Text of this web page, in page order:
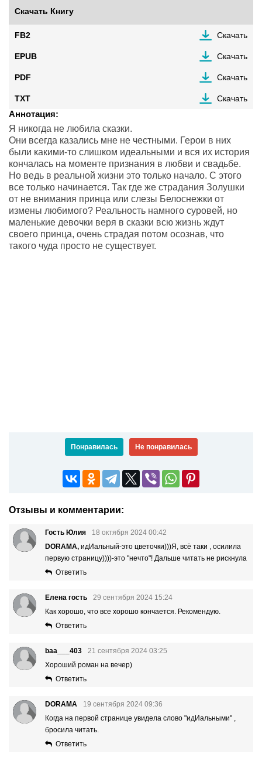
Скачать Книгу
FB2 Скачать
EPUB Скачать
PDF Скачать
TXT Скачать
Аннотация:
Я никогда не любила сказки.
Они всегда казались мне не честными. Герои в них
были какими-то слишком идеальными и вся их история
кончалась на моменте признания в любви и свадьбе.
Но ведь в реальной жизни это только начало. С этого
все только начинается. Так где же страдания Золушки
от не внимания принца или слезы Белоснежки от
измены любимого? Реальность намного суровей, но
маленькие девочки веря в сказки всю жизнь ждут
своего принца, очень страдая потом осознав, что
такого чуда просто не существует.
Понравилась Не понравилась
Отзывы и комментарии:
Гость Юлия
18 октября 2024 00:42
DORAMA, идИальный-это цветочки)))Я, всё таки , осилила
первую страницу))))-это "нечто"! Дальше читать не рискнула
Ответить
Елена гость
29 сентября 2024 15:24
Как хорошо, что все хорошо кончается. Рекомендую.
Ответить
baa___403
21 сентября 2024 03:25
Хороший роман на вечер)
Ответить
DORAMA
19 сентября 2024 09:36
Когда на первой странице увидела слово "идИальными" ,
бросила читать.
Ответить